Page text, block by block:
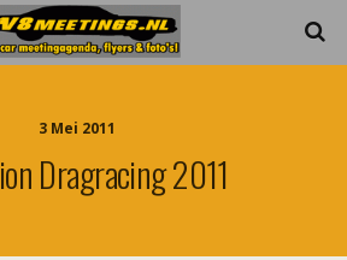
3 Mei 2011
Dragracing 2011